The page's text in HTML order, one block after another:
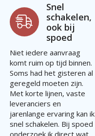
Snel
schakelen,
ook bij
spoed
Niet iedere aanvraag
komt ruim op tijd binnen.
Soms had het gisteren al
geregeld moeten zijn.
Met korte lijnen, vaste
leveranciers en
jarenlange ervaring kan ik
snel schakelen. Bij spoed
onderzoek ik direct wat